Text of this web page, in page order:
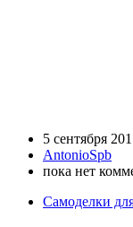
5 сентября
AntonioSpb
пока нет
Самоделки